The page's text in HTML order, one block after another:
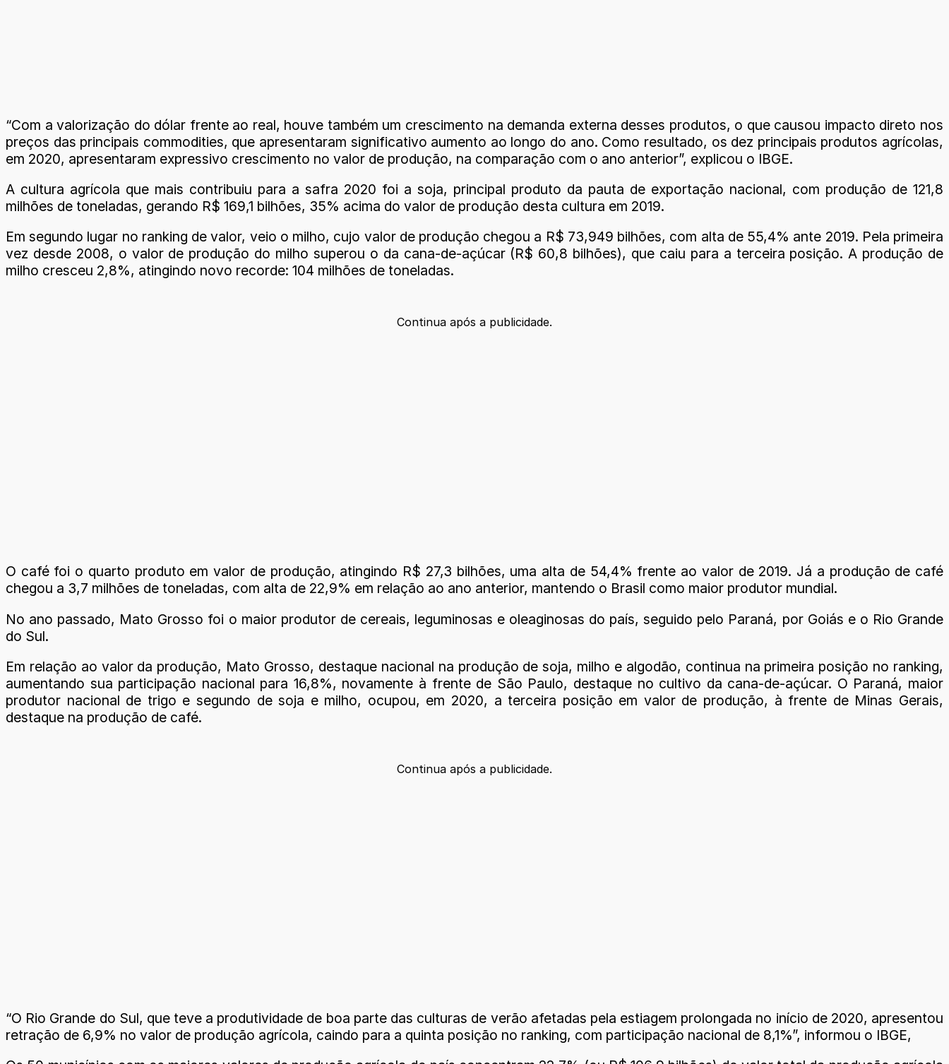
“Com a valorização do dólar frente ao real, houve também um crescimento na demanda externa desses produtos, o que causou impacto direto nos
preços das principais commodities, que apresentaram significativo aumento ao longo do ano. Como resultado, os dez principais produtos agrícolas,
em 2020, apresentaram expressivo crescimento no valor de produção, na comparação com o ano anterior”, explicou o IBGE.
A cultura agrícola que mais contribuiu para a safra 2020 foi a soja, principal produto da pauta de exportação nacional, com produção de 121,8
milhões de toneladas, gerando R$ 169,1 bilhões, 35% acima do valor de produção desta cultura em 2019.
Em segundo lugar no ranking de valor, veio o milho, cujo valor de produção chegou a R$ 73,949 bilhões, com alta de 55,4% ante 2019. Pela primeira
vez desde 2008, o valor de produção do milho superou o da cana-de-açúcar (R$ 60,8 bilhões), que caiu para a terceira posição. A produção de
milho cresceu 2,8%, atingindo novo recorde: 104 milhões de toneladas.
Continua após a publicidade.
O café foi o quarto produto em valor de produção, atingindo R$ 27,3 bilhões, uma alta de 54,4% frente ao valor de 2019. Já a produção de café
chegou a 3,7 milhões de toneladas, com alta de 22,9% em relação ao ano anterior, mantendo o Brasil como maior produtor mundial.
No ano passado, Mato Grosso foi o maior produtor de cereais, leguminosas e oleaginosas do país, seguido pelo Paraná, por Goiás e o Rio Grande
do Sul.
Em relação ao valor da produção, Mato Grosso, destaque nacional na produção de soja, milho e algodão, continua na primeira posição no ranking,
aumentando sua participação nacional para 16,8%, novamente à frente de São Paulo, destaque no cultivo da cana-de-açúcar. O Paraná, maior
produtor nacional de trigo e segundo de soja e milho, ocupou, em 2020, a terceira posição em valor de produção, à frente de Minas Gerais,
destaque na produção de café.
Continua após a publicidade.
“O Rio Grande do Sul, que teve a produtividade de boa parte das culturas de verão afetadas pela estiagem prolongada no início de 2020, apresentou
retração de 6,9% no valor de produção agrícola, caindo para a quinta posição no ranking, com participação nacional de 8,1%”, informou o IBGE,